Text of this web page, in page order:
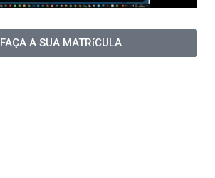
FAÇA A SUA MATRíCULA